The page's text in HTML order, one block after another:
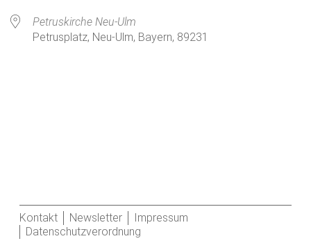
Petruskirche Neu-Ulm
Petrusplatz, Neu-Ulm, Bayern, 89231
Kontakt Newsletter
Impressum
Datenschutzverordnung